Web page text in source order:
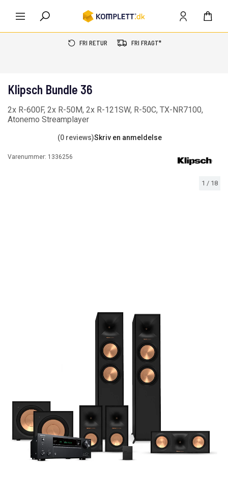
FRI RETUR FRI FRAGT*
1 / 18
Klipsch Bundle 36
2x R-600F, 2x R-50M, 2x R-121SW, R-50C, TX-NR7100,
Atonemo Streamplayer
(0 reviews)Skriv en anmeldelse
Varenummer: 1336256